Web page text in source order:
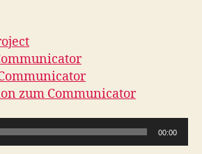
zum Communicator
00:00